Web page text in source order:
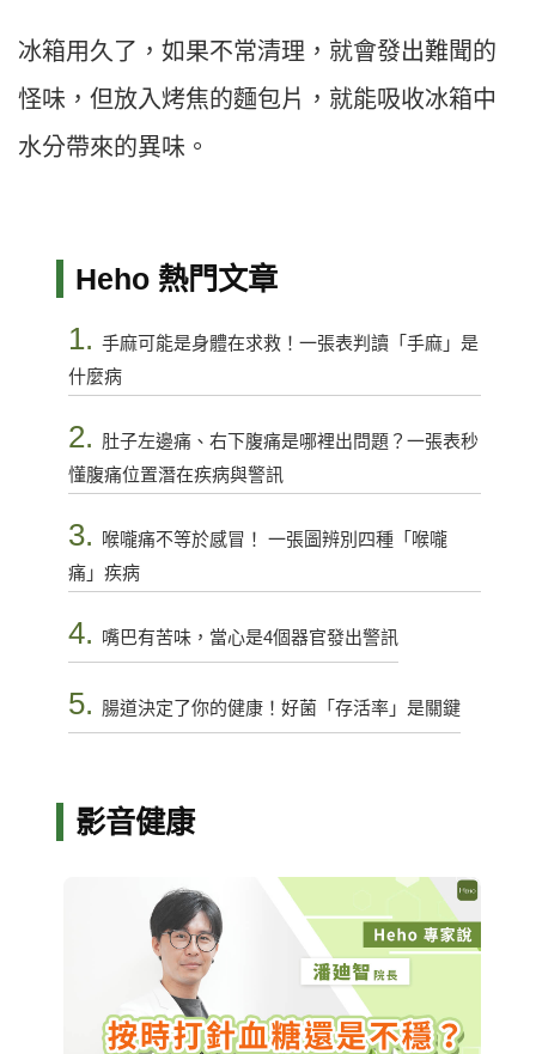
冰箱用久了，如果不常清理，就會發出難聞的
怪味，但放入烤焦的麵包片，就能吸收冰箱中
水分帶來的異味。
Heho 熱門文章
1. 手麻可能是身體在求救！一張表判讀「手麻」是
什麼病
2. 肚子左邊痛、右下腹痛是哪裡出問題？一張表秒
懂腹痛位置潛在疾病與警訊
3.
喉嚨痛不等於感冒！ 一張圖辨別四種「喉嚨
痛」疾病
4. 嘴巴有苦味，當心是4個器官發出警訊
5. 腸道決定了你的健康！好菌「存活率」是關鍵
影音健康